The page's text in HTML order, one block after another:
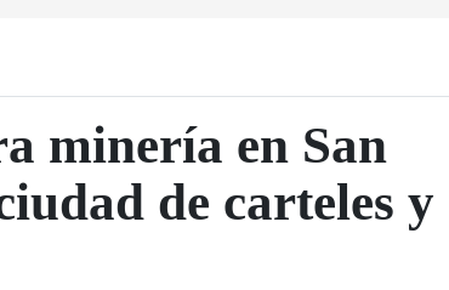
minería en San
de carteles y